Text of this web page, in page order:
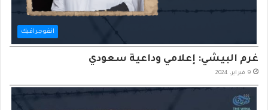
انفوجرافيك
غرم البيشي: إعلامي وداعية سعودي
9 فبراير، 2024